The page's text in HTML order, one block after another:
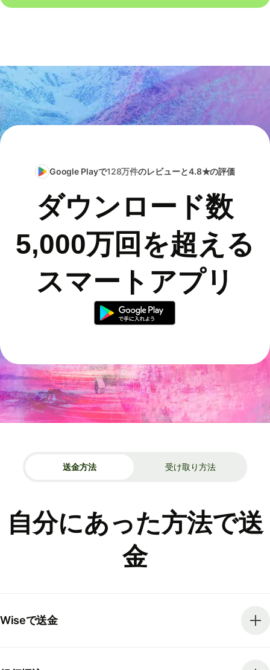
Google Playで128万件のレビューと4.8★の評価
ダウンロード数
5,000万回を超える
スマートアプリ
送金方法 受け取り方法
自分にあった方法で送
金
Wiseで送金